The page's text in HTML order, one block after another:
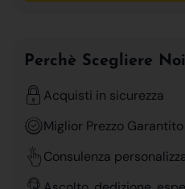
Perchè Scegliere
Acquisti in sicurezza
Miglior Prezzo Garantito
Consulenza